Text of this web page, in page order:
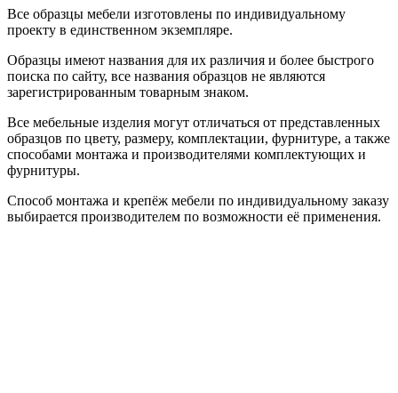
Все образцы мебели изготовлены по индивидуальному
проекту в единственном экземпляре.
Образцы имеют названия для их различия и более быстрого
поиска по сайту, все названия образцов не являются
зарегистрированным товарным знаком.
Все мебельные изделия могут отличаться от представленных
образцов по цвету, размеру, комплектации, фурнитуре, а также
способами монтажа и производителями комплектующих и
фурнитуры.
Способ монтажа и крепёж мебели по индивидуальному заказу
выбирается производителем по возможности её применения.